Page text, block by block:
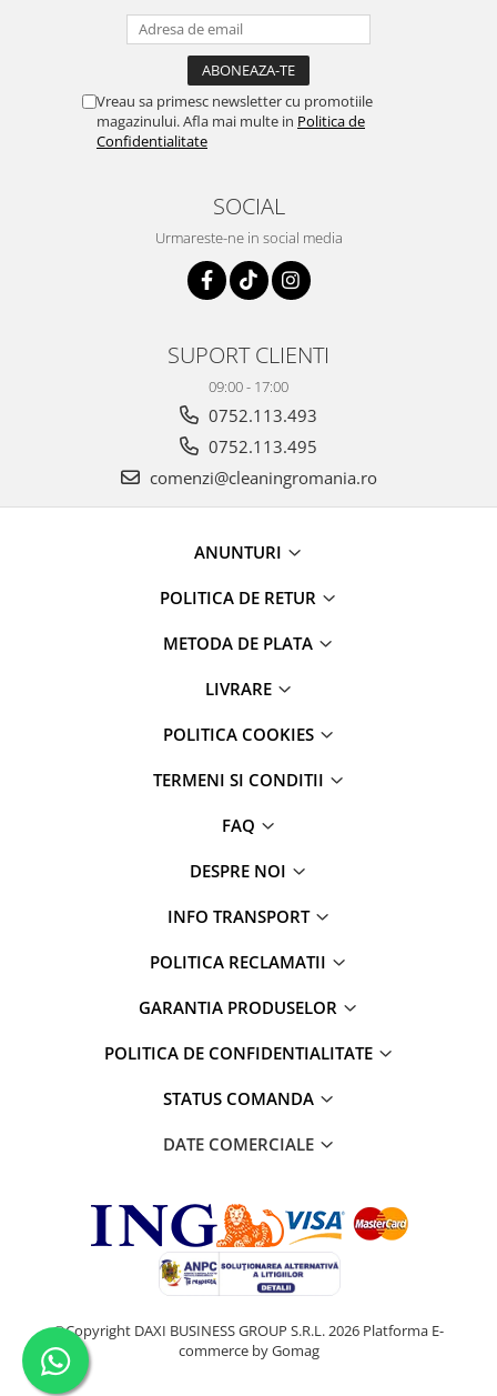
Vreau sa primesc newsletter cu promotiile
magazinului. Afla mai multe in Politica de
Confidentialitate
SOCIAL
Urmareste-ne in social media
SUPORT CLIENTI
09:00 - 17:00
0752.113.493
0752.113.495
comenzi@cleaningromania.ro
ANUNTURI
POLITICA DE RETUR
METODA DE PLATA
LIVRARE
POLITICA COOKIES
TERMENI SI CONDITII
FAQ
DESPRE NOI
INFO TRANSPORT
POLITICA RECLAMATII
GARANTIA PRODUSELOR
POLITICA DE CONFIDENTIALITATE
STATUS COMANDA
DATE COMERCIALE
©Copyright DAXI BUSINESS GROUP S.R.L. 2026 Platforma E-
commerce by Gomag